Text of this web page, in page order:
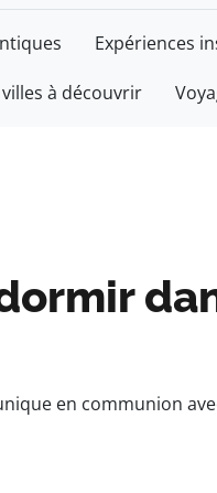
Expériences
à découvrir
en communion